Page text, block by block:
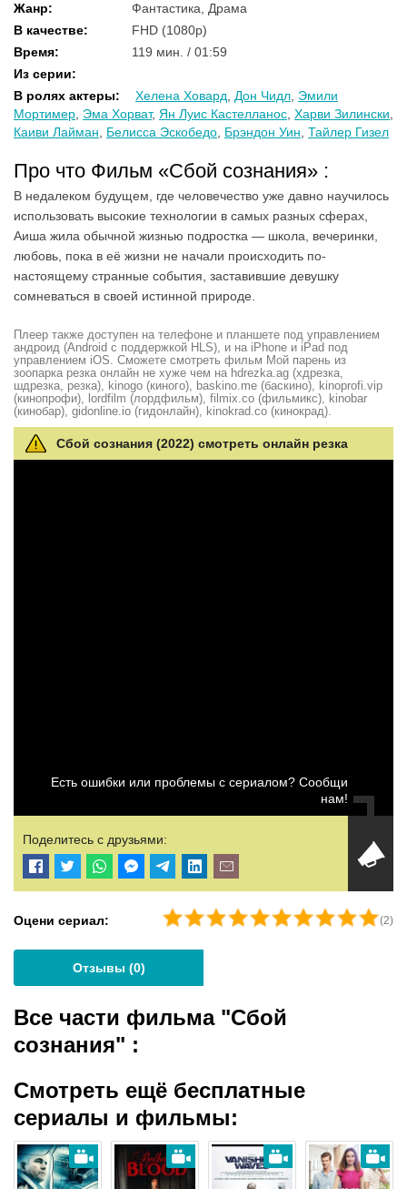
Жанр:
Фантастика, Драма
В качестве:
FHD (1080p)
Время:
119 мин. / 01:59
Из серии:
В ролях актеры: Хелена Ховард Дон Чидл Эмили
Мортимер Эма Хорват, Ян Луис Кастелланос Харви Зилински
Каиви Лайман
Белисса Эскобедо Брэндон Уин Тайлер Гизел
Про что Фильм «Сбой сознания» :
В недалеком будущем, где человечество уже давно научилось
использовать высокие технологии в самых разных сферах,
Аиша жила обычной жизнью подростка — школа, вечеринки,
любовь, пока в её жизни не начали происходить по-
настоящему странные события, заставившие девушку
сомневаться в своей истинной природе.
Плеер также доступен на телефоне и планшете под управлением
андроид (Android с поддержкой HLS), и на iPhone и iPad под
управлением iOS. Сможете смотреть фильм Мой парень из
зоопарка резка онлайн не хуже чем на hdrezka.ag (хдрезка,
шдрезка, резка), kinogo (киного), baskino.me (баскино), kinoprofi.vip
(кинопрофи), lordfilm (лордфильм), filmix.co (фильмикс), kinobar
(кинобар), gidonline.io (гидонлайн), kinokrad.сo (кинокрад).
Сбой сознания (2022) смотреть онлайн резка
Есть ошибки или проблемы с сериалом? Сообщи
нам!
Поделитесь с друзьями:
Оцени сериал: (2)
Отзывы (0)
Все части фильма "Сбой
сознания" :
Смотреть ещё бесплатные
сериалы и фильмы: